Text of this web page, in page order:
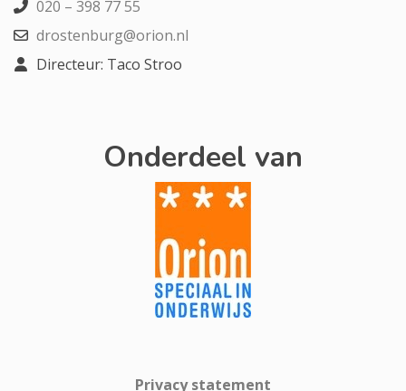
020 – 398 77 55
drostenburg@orion.nl
Directeur: Taco Stroo
Onderdeel van
Privacy statement